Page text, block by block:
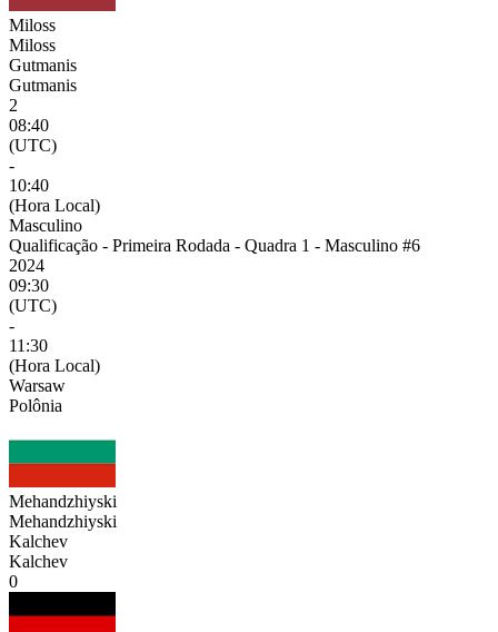
Miloss
Miloss
Gutmanis
Gutmanis
2
08:40
(UTC)
-
10:40
(Hora Local)
Masculino
Qualificação - Primeira Rodada - Quadra 1 - Masculino #6
2024
09:30
(UTC)
-
11:30
(Hora Local)
Warsaw
Polônia
Mehandzhiyski
Mehandzhiyski
Kalchev
Kalchev
0